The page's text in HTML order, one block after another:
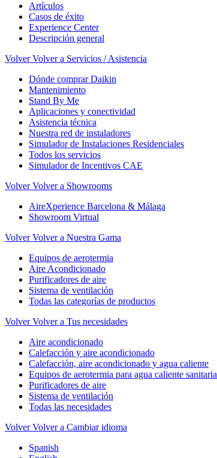
Artículos
Casos de éxito
Experience Center
Descripción general
Volver Volver a Servicios / Asistencia
Dónde comprar Daikin
Mantenimiento
Stand By Me
Aplicaciones y conectividad
Asistencia técnica
Nuestra red de instaladores
Simulador de Instalaciones Residenciales
Todos los servicios
Simulador de Incentivos CAE
Volver Volver a Showrooms
AireXperience Barcelona & Málaga
Showroom Virtual
Volver Volver a Nuestra Gama
Equipos de aerotermia
Aire Acondicionado
Purificadores de aire
Sistema de ventilación
Todas las categorías de productos
Volver Volver a Tus necesidades
Aire acondicionado
Calefacción y aire acondicionado
Calefacción, aire acondicionado y agua caliente
Equipos de aerotermia para agua caliente sanitaria
Purificadores de aire
Sistema de ventilación
Todas las necesidades
Volver Volver a Cambiar idioma
Spanish